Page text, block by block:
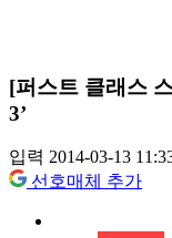
[퍼스트 클래스
3’
입력 2014-03-13
선호매체 추가